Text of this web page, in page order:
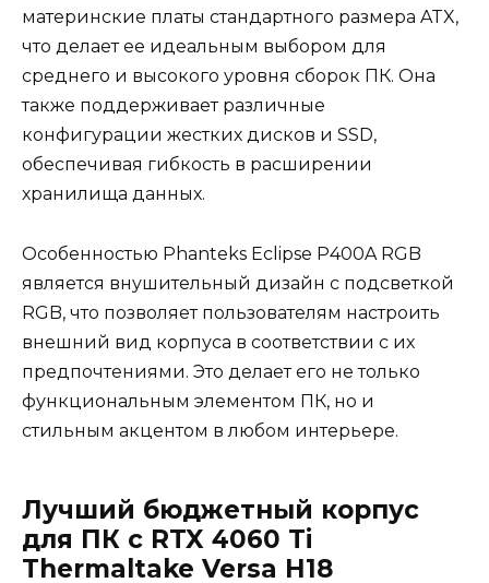
материнские платы стандартного размера ATX,
что делает ее идеальным выбором для
среднего и высокого уровня сборок ПК. Она
также поддерживает различные
конфигурации жестких дисков и SSD,
обеспечивая гибкость в расширении
хранилища данных.
Особенностью Phanteks Eclipse P400A RGB
является внушительный дизайн с подсветкой
RGB, что позволяет пользователям настроить
внешний вид корпуса в соответствии с их
предпочтениями. Это делает его не только
функциональным элементом ПК, но и
стильным акцентом в любом интерьере.
Лучший бюджетный корпус
для ПК с RTX 4060 Ti
Thermaltake Versa H18